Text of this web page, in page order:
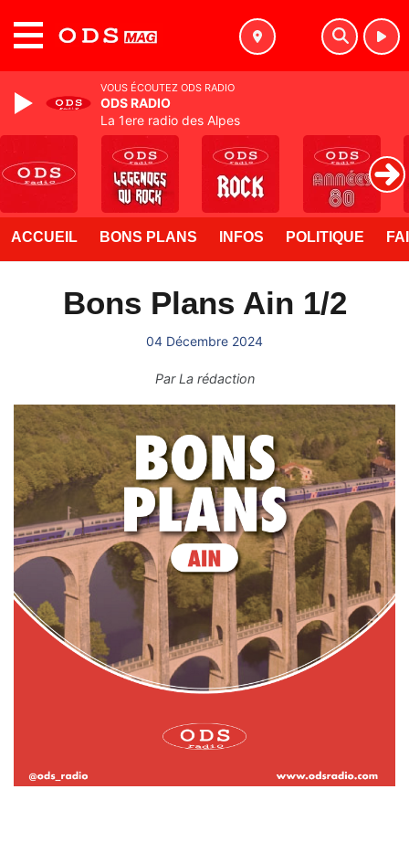
ACCUEIL BONS PLANS INFOS POLITIQUE
Bons Plans Ain 1/2
04 Décembre 2024
ParLa rédaction
VOUS ÉCOUTEZ ODS RADIO
ODS RADIO
La 1ere radio des Alpes